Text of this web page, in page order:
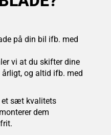
på din bil ifb. med
vi at du skifter dine
og altid ifb. med
et sæt kvalitets
dem